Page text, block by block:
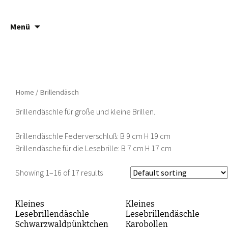
Häsch ä Däsch
Menü
Home / Brillendäsch
Brillendäschle für große und kleine Brillen.
Brillendäschle Federverschluß: B 9 cm H 19 cm
Brillendäsche für die Lesebrille: B 7 cm H 17 cm
Showing 1–16 of 17 results
Kleines
Lesebrillendäschle
Schwarzwaldpünktchen
Kleines
Lesebrillendäschle
Karobollen